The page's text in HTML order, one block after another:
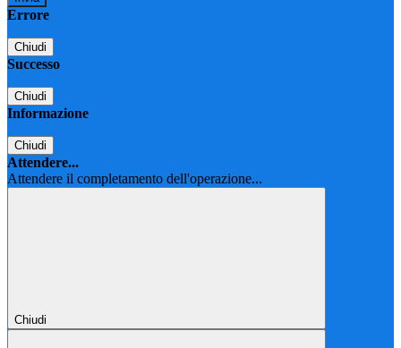
Errore
Chiudi
Successo
Chiudi
Informazione
Chiudi
Attendere...
Attendere il completamento dell'operazione...
Chiudi